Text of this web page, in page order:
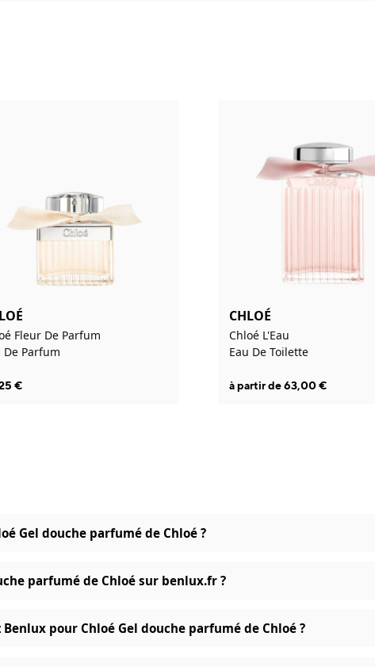
Fleur De Parfum
De Parfum
€
CHLOÉ
Chloé L'Eau
Eau De Toilette
à partir de63,00€
Gel douche parfumé de Chloé ?
parfumé de Chloé sur benlux.fr ?
pour Chloé Gel douche parfumé de Chloé ?